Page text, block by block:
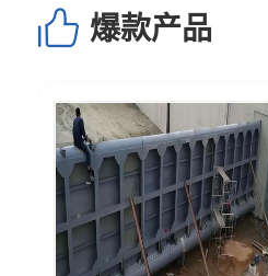
爆款产品